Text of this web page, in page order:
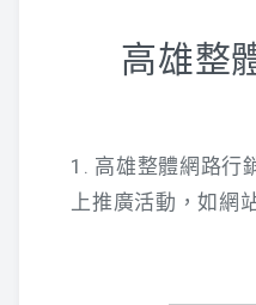
高雄整
1. 高雄整體網路行
上推廣活動，如網